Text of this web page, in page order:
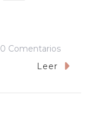
0 ComentariosEn
«El
Leer